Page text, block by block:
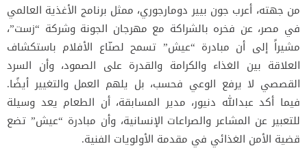
من جهته، أعرب جون بيير دومارجوري، ممثل برنامج الأغذية العالمي
في مصر، عن فخره بالشراكة مع مهرجان الجونة وشركة “زست”،
مشيراً إلى أن مبادرة “عيش” تسمح لصنّاع الأفلام باستكشاف
العلاقة بين الغذاء والكرامة والقدرة على الصمود، وأن السرد
القصصي لا يرفع الوعي فحسب، بل يلهم العمل والتغيير أيضًا.
فيما أكد عبدالله دنيور، مدير المسابقة، أن الطعام يعد وسيلة
للتعبير عن المشاعر والصراعات الإنسانية، وأن مبادرة “عيش” تضع
قضية الأمن الغذائي في مقدمة الأولويات الفنية.